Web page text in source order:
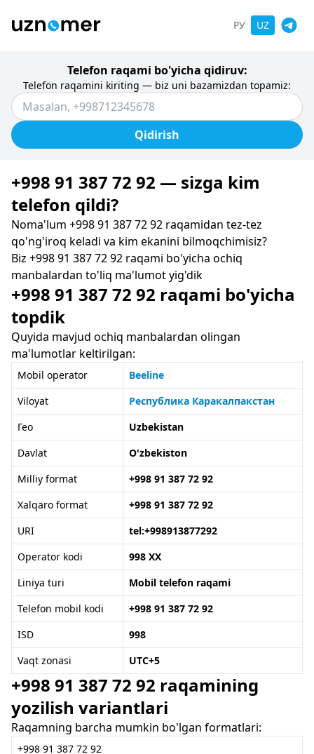
РУ UZ
Telefon raqami bo'yicha qidiruv:
Telefon raqamini kiriting — biz uni bazamizdan topamiz:
Qidirish
+998 91 387 72 92 — sizga kim
telefon qildi?
Noma'lum +998 91 387 72 92 raqamidan tez-tez
qo'ng'iroq keladi va kim ekanini bilmoqchimisiz?
Biz +998 91 387 72 92 raqami bo'yicha ochiq
manbalardan to'liq ma'lumot yig'dik
+998 91 387 72 92 raqami bo'yicha
topdik
Quyida mavjud ochiq manbalardan olingan
ma'lumotlar keltirilgan:
Mobil operator
Beeline
Viloyat
Республика Каракалпакстан
Гео
Uzbekistan
Davlat
O'zbekiston
Milliy format
+998 91 387 72 92
Xalqaro format
+998 91 387 72 92
URI
tel:+998913877292
Operator kodi
998 XX
Liniya turi
Mobil telefon raqami
Telefon mobil kodi
+998 91 387 72 92
ISD
998
Vaqt zonasi
UTC+5
+998 91 387 72 92 raqamining
yozilish variantlari
Raqamning barcha mumkin bo'lgan formatlari:
+998 91 387 72 92